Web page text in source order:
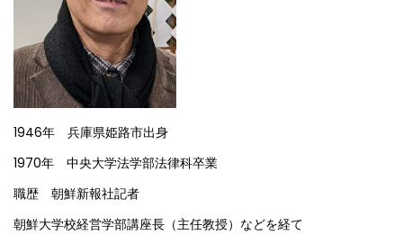
1946年 兵庫県姫路市出身
1970年 中央大学法学部法律科卒業
職歴 朝鮮新報社記者
朝鮮大学校経営学部講座長（主任教授）などを経て